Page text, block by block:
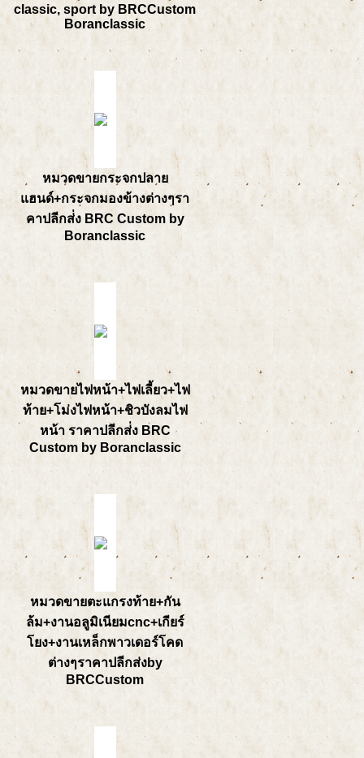
classic, sport by BRCCustom
Boranclassic
หมวดขายกระจกปลาย
แฮนด์+กระจกมองข้างต่างๆรา
คาปลีกส่่ง BRC Custom by
Boranclassic
หมวดขายไฟหน้า+ไฟเลี้ยว+ไฟ
ท้าย+โม่งไฟหน้า+ชิวบังลมไฟ
หน้า ราคาปลีกส่่ง BRC
Custom by Boranclassic
หมวดขายตะแกรงท้าย+กัน
ล้ม+งานอลูมิเนียมcnc+เกียร์
โยง+งานเหล็กพาวเดอร์โคด
ต่างๆราคาปลีกส่งby
BRCCustom